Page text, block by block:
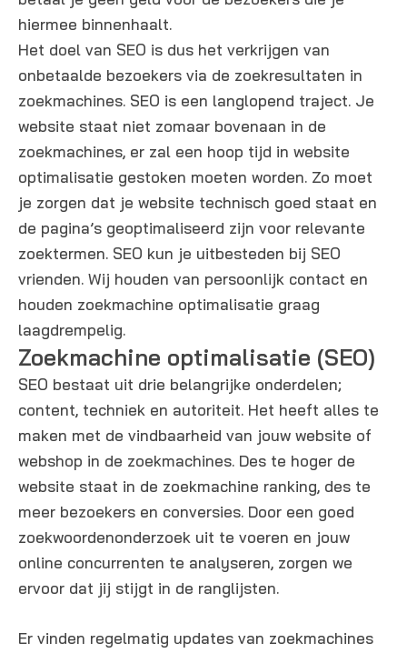
hiermee binnenhaalt.
Het doel van SEO is dus het verkrijgen van
onbetaalde bezoekers via de zoekresultaten in
zoekmachines. SEO is een langlopend traject. Je
website staat niet zomaar bovenaan in de
zoekmachines, er zal een hoop tijd in website
optimalisatie gestoken moeten worden. Zo moet
je zorgen dat je website technisch goed staat en
de pagina’s geoptimaliseerd zijn voor relevante
zoektermen. SEO kun je uitbesteden bij SEO
vrienden. Wij houden van persoonlijk contact en
houden zoekmachine optimalisatie graag
laagdrempelig.
Zoekmachine optimalisatie (SEO)
SEO bestaat uit drie belangrijke onderdelen;
content, techniek en autoriteit. Het heeft alles te
maken met de vindbaarheid van jouw website of
webshop in de zoekmachines. Des te hoger de
website staat in de zoekmachine ranking, des te
meer bezoekers en conversies. Door een goed
zoekwoordenonderzoek uit te voeren en jouw
online concurrenten te analyseren, zorgen we
ervoor dat jij stijgt in de ranglijsten.
Er vinden regelmatig updates van zoekmachines